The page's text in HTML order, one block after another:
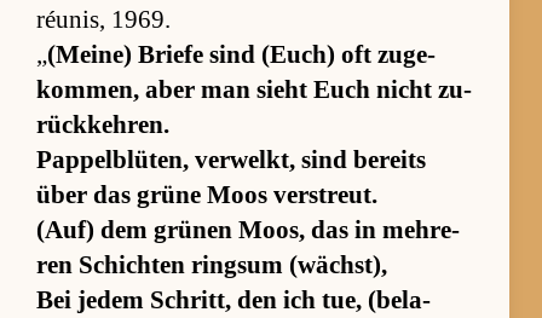
réu­nis, 1969.
„(Mei­ne) Briefe sind (Euch) oft zu­ge­
kom­men, aber man sieht Euch nicht zu­
rück­keh­ren.
Pap­pel­b­lü­ten, ver­welkt, sind be­reits
über das grüne Moos ver­streut.
(Auf) dem grü­nen Moos, das in meh­re­
ren Schich­ten ringsum (wächst),
Bei je­dem Schritt, den ich tue, (be­la­